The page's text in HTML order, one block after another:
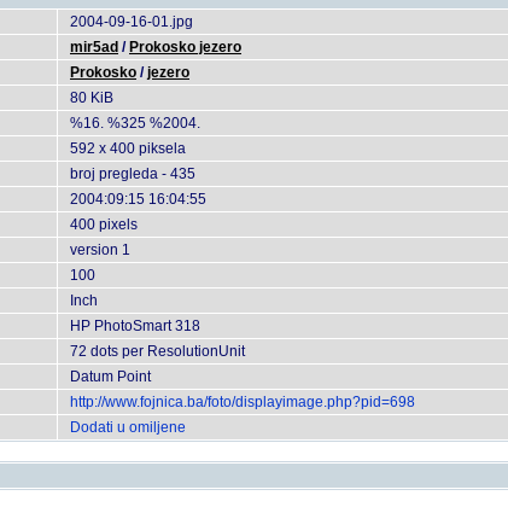
2004-09-16-01.jpg
mir5ad / Prokosko jezero
Prokosko /jezero
80 KiB
%16. %325 %2004.
592 x 400 piksela
broj pregleda - 435
2004:09:15 16:04:55
400 pixels
version 1
100
Inch
HP PhotoSmart 318
72 dots per ResolutionUnit
Datum Point
http://www.fojnica.ba/foto/displayimage.php?pid=698
Dodati u omiljene